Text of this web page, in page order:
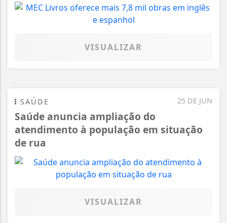
VISUALIZAR
25 DE JUN
SAÚDE
Saúde anuncia ampliação do
atendimento à população em situação
de rua
VISUALIZAR